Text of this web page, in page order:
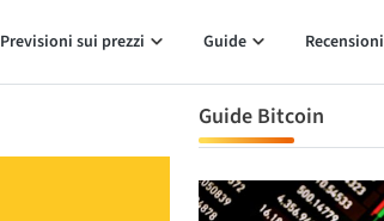
Previsioni sui prezzi Guide Recensioni
Guide Bitcoin